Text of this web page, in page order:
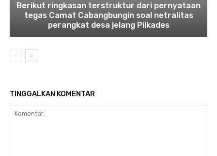
Berikut ringkasan terstruktur dari pernyataan
tegas Camat Cabangbungin soal netralitas
perangkat desa jelang Pilkades
TINGGALKAN KOMENTAR